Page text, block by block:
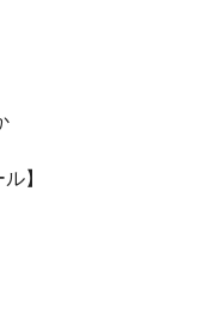
】